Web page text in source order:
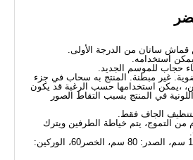
ساتان من الدرجة الأولى.
استخدامه.
حجاب للموسم الجديد.
غير مبطنة. المنتج به سحاب في جزء
،يمكن استخدامها حسب الرغبة قد يكون
في المنتج بسبب التقاط الصور
الجاف فقط.
من التموج، يتم خياطة الطرفين ويترك
الطول: 166 سم، الصدر: 80 سم، الخصر60، الوركين: